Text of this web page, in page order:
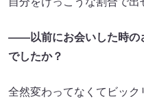
――以前にお会いした時の
でしたか？
全然変わってなくてビッ